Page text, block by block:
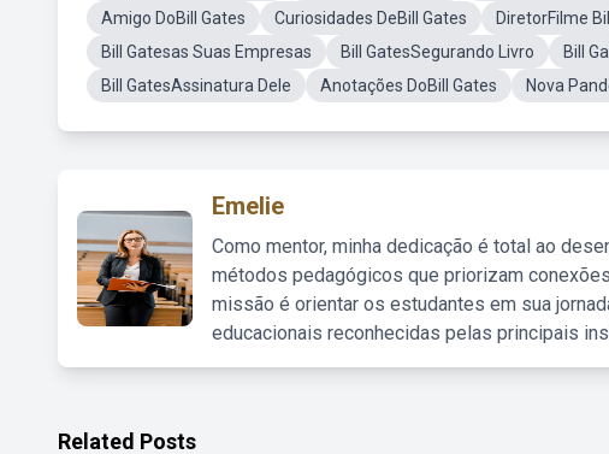
Amigo DoBill Gates
Curiosidades DeBill Gates DiretorFilme Bill
Bill Gatesas Suas Empresas
Bill GatesSegurando Livro Bill
Bill GatesAssinatura Dele
Anotações DoBill Gates Nova
Emelie
Como mentor, minha dedicação é total ao
métodos pedagógicos que priorizam
missão é orientar os estudantes em sua
educacionais reconhecidas pelas principais
Related Posts